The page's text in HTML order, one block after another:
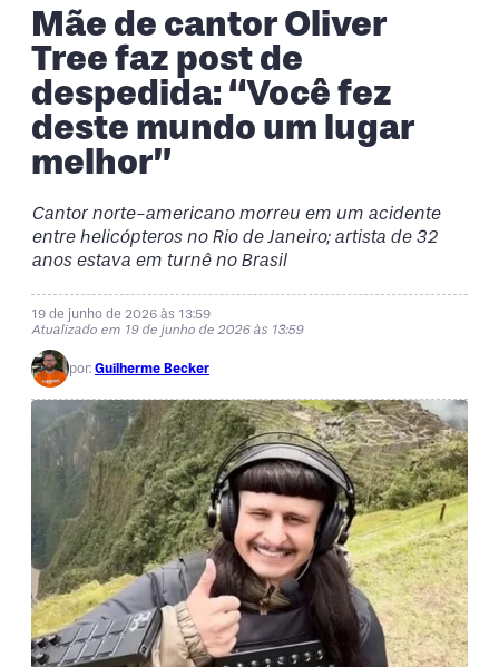
Mãe de cantor Oliver
Tree faz post de
despedida: “Você fez
deste mundo um lugar
melhor”
Cantor norte-americano morreu em um acidente
entre helicópteros no Rio de Janeiro; artista de 32
anos estava em turnê no Brasil
19 de junho de 2026 às 13:59
Atualizado em 19 de junho de 2026 às 13:59
por: Guilherme Becker